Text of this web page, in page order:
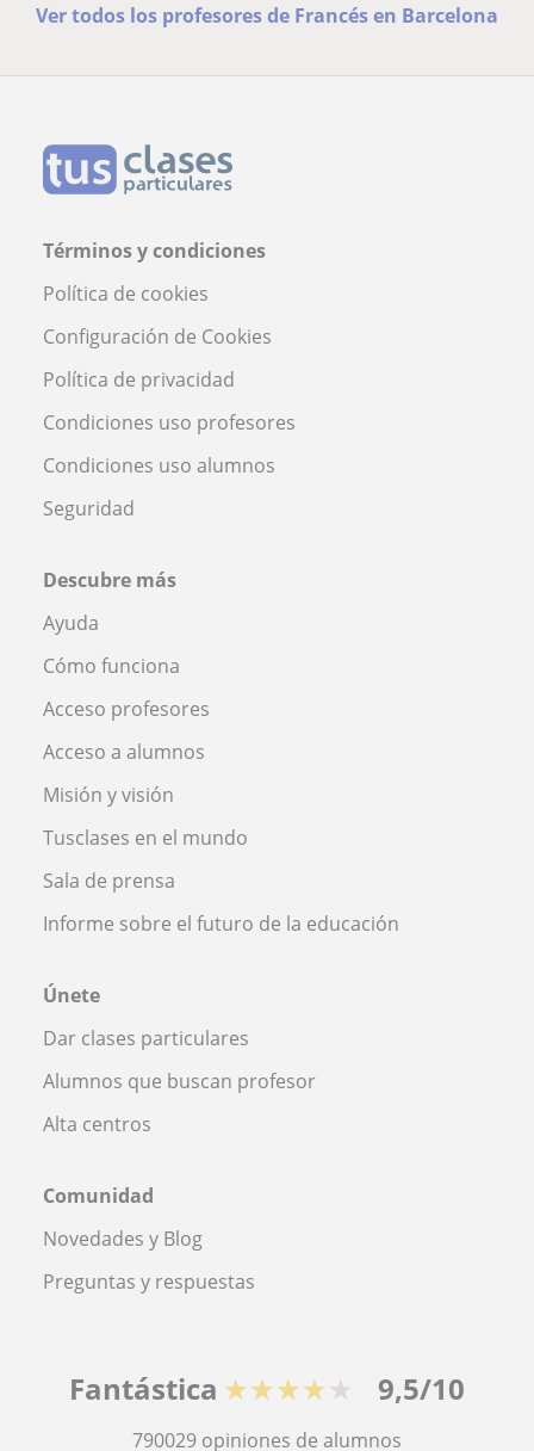
Ver todos los profesores de Francés en Barcelona
Términos y condiciones
Política de cookies
Configuración de Cookies
Política de privacidad
Condiciones uso profesores
Condiciones uso alumnos
Seguridad
Descubre más
Ayuda
Cómo funciona
Acceso profesores
Acceso a alumnos
Misión y visión
Tusclases en el mundo
Sala de prensa
Informe sobre el futuro de la educación
Únete
Dar clases particulares
Alumnos que buscan profesor
Alta centros
Comunidad
Novedades y Blog
Preguntas y respuestas
Fantástica ★★★★★ 9,5/10
790029 opiniones de alumnos